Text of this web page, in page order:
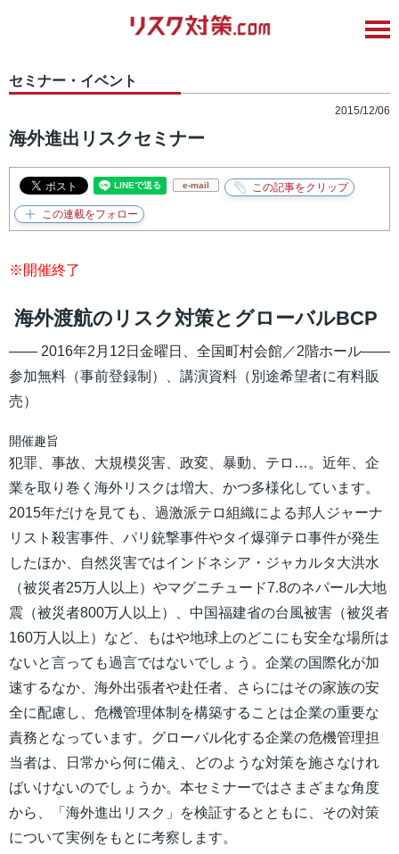
セミナー・イベント
2015/12/06
海外進出リスクセミナー
e-mail
※開催終了
海外渡航のリスク対策とグローバルBCP
―― 2016年2月12日金曜日、全国町村会館／2階ホール――
参加無料（事前登録制）、講演資料（別途希望者に有料販
売）
開催趣旨
犯罪、事故、大規模災害、政変、暴動、テロ…。近年、企
業を取り巻く海外リスクは増大、かつ多様化しています。
2015年だけを見ても、過激派テロ組織による邦人ジャーナ
リスト殺害事件、パリ銃撃事件やタイ爆弾テロ事件が発生
したほか、自然災害ではインドネシア・ジャカルタ大洪水
（被災者25万人以上）やマグニチュード7.8のネパール大地
震（被災者800万人以上）、中国福建省の台風被害（被災者
160万人以上）など、もはや地球上のどこにも安全な場所は
ないと言っても過言ではないでしょう。企業の国際化が加
速するなか、海外出張者や赴任者、さらにはその家族の安
全に配慮し、危機管理体制を構築することは企業の重要な
責務となっています。グローバル化する企業の危機管理担
当者は、日常から何に備え、どのような対策を施さなけれ
ばいけないのでしょうか。本セミナーではさまざまな角度
から、「海外進出リスク」を検証するとともに、その対策
について実例をもとに考察します。